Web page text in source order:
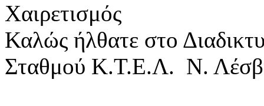
Χαιρετισμός
Καλώς ήλθατε στο
Σταθμού Κ.Τ.Ε.Λ. Ν.